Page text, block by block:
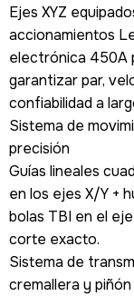
Ejes XYZ
accionamientos
electrónica 450A
garantizar par,
confiabilidad a
Sistema de
precisión
Guías lineales
en los ejes X/Y +
bolas TBI en el
corte exacto.
Sistema de
cremallera y piñón